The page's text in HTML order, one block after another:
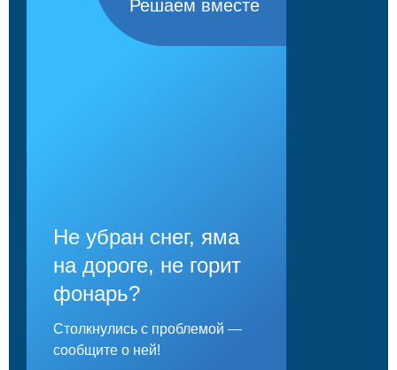
Решаем вместе
Не убран снег, яма
на дороге, не горит
фонарь?
Столкнулись с проблемой —
сообщите о ней!